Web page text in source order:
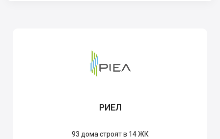
РИЕЛ
93 дома строят в 14 ЖК